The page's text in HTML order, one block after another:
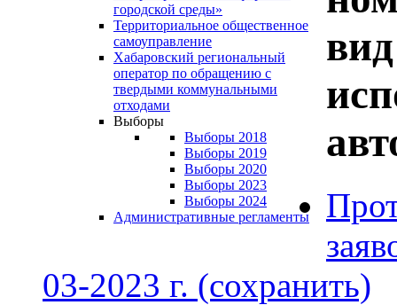
городской среды»
Территориальное общественное
самоуправление
Хабаровский региональный
оператор по обращению с
твердыми коммунальными
отходами
Выборы
Выборы 2018
Выборы 2019
Выборы 2020
Выборы 2023
Выборы 2024
Административные регламенты
03-2023 г. (сохранить)